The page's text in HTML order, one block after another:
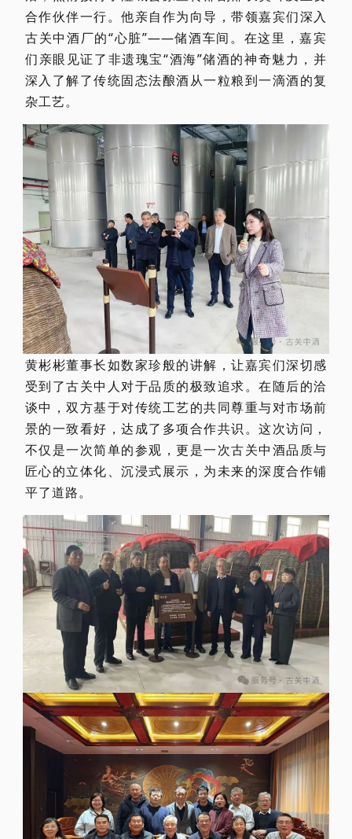
合作伙伴一行。他亲自作为向导，带领嘉宾们深入
古关中酒厂的“心脏”——储酒车间。在这里，嘉宾
们亲眼见证了非遗瑰宝“酒海”储酒的神奇魅力，并
深入了解了传统固态法酿酒从一粒粮到一滴酒的复
杂工艺。
黄彬彬董事长如数家珍般的讲解，让嘉宾们深切感
受到了古关中人对于品质的极致追求。在随后的洽
谈中，双方基于对传统工艺的共同尊重与对市场前
景的一致看好，达成了多项合作共识。这次访问，
不仅是一次简单的参观，更是一次古关中酒品质与
匠心的立体化、沉浸式展示，为未来的深度合作铺
平了道路。